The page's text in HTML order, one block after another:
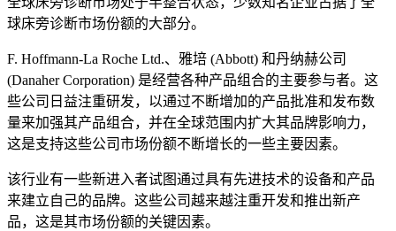
球床旁诊断市场份额的大部分。
F. Hoffmann-La Roche Ltd.、雅培 (Abbott) 和丹纳赫公司
(Danaher Corporation) 是经营各种产品组合的主要参与者。这
些公司日益注重研发，以通过不断增加的产品批准和发布数
量来加强其产品组合，并在全球范围内扩大其品牌影响力，
这是支持这些公司市场份额不断增长的一些主要因素。
该行业有一些新进入者试图通过具有先进技术的设备和产品
来建立自己的品牌。这些公司越来越注重开发和推出新产
品，这是其市场份额的关键因素。